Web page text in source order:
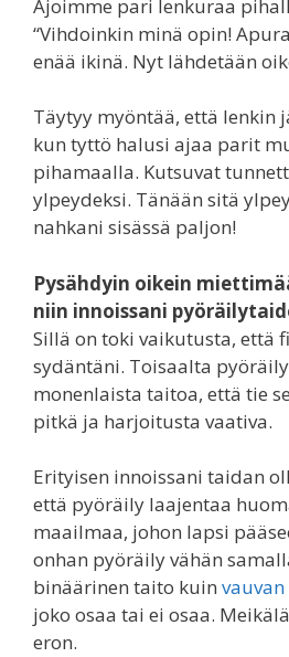
Ajoimme pari lenkuraa
“Vihdoinkin minä opin!
enää ikinä. Nyt lähdetään
Täytyy myöntää, että lenkin
kun tyttö halusi ajaa parit
pihamaalla. Kutsuvat
ylpeydeksi. Tänään sitä
nahkani sisässä paljon!
Pysähdyin oikein
niin innoissani
Sillä on toki vaikutusta, että
sydäntäni. Toisaalta
monenlaista taitoa, että tie
pitkä ja harjoitusta vaativa.
Erityisen innoissani taidan
että pyöräily laajentaa
maailmaa, johon lapsi
onhan pyöräily vähän
binäärinen taito kuin
joko osaa tai ei osaa.
eron.